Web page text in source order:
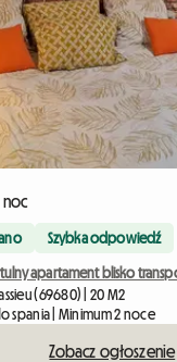
Szybka odpowiedź
(69680) | 20 M2
spania | Minimum 2 noce
Zobacz ogłoszenie